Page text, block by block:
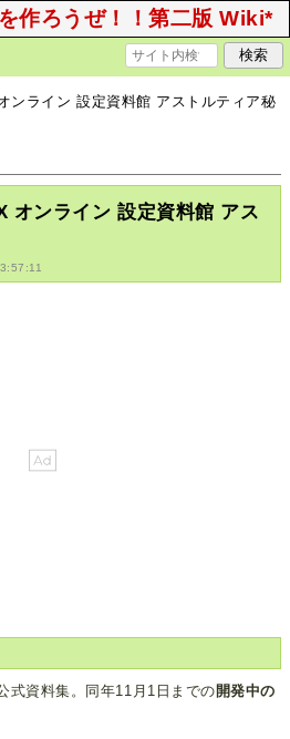
作ろうぜ！！第二版 Wiki*
ンライン 設定資料館 アストルティア秘
オンライン 設定資料館 アス
式資料集。同年11月1日までの開発中の